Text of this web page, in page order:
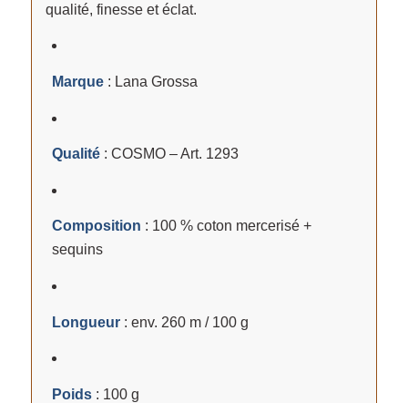
qualité, finesse et éclat.
Marque: Lana Grossa
Qualité: COSMO – Art. 1293
Composition : 100 % coton mercerisé +
sequins
Longueur: env. 260 m / 100 g
Poids: 100 g